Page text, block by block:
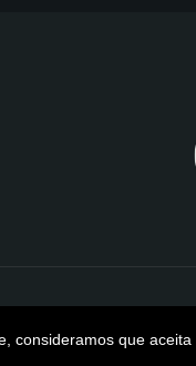
consideramos que